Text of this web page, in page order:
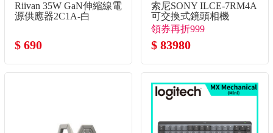
Riivan 35W GaN伸縮線電
源供應器2C1A-白
$ 690
索尼SONY ILCE-7RM4A
可交換式鏡頭相機
領券再折999
$ 83980